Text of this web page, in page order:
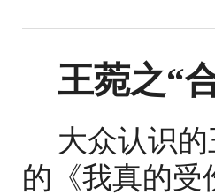
王菀之“
大众认识
的《我真的受